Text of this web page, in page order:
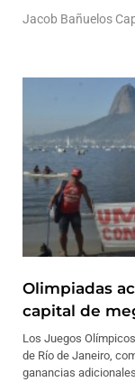
Jacob Bañuelos
Olimpiadas
capital de
Los Juegos
de Río de Janeiro,
ganancias